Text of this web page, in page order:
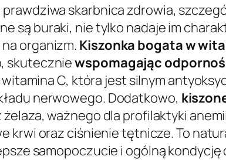
skarbnica zdrowia,
są buraki, nie tylko nadaje im
organizm. Kiszonka bogata w
skuteczniewspomagając
C, która jest silnym
nerwowego. Dodatkowo,
ważnego dla profilaktyki
krwi oraz ciśnienie tętnicze. To
samopoczucie i ogólną kondycję